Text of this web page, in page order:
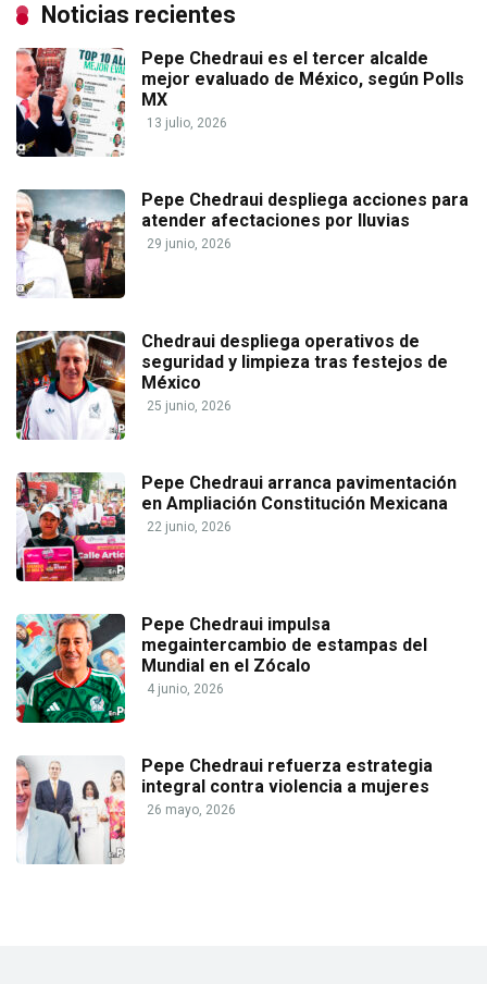
Noticias recientes
Pepe Chedraui es el tercer alcalde
mejor evaluado de México, según Polls
MX
13 julio, 2026
Pepe Chedraui despliega acciones para
atender afectaciones por lluvias
29 junio, 2026
Chedraui despliega operativos de
seguridad y limpieza tras festejos de
México
25 junio, 2026
Pepe Chedraui arranca pavimentación
en Ampliación Constitución Mexicana
22 junio, 2026
Pepe Chedraui impulsa
megaintercambio de estampas del
Mundial en el Zócalo
4 junio, 2026
Pepe Chedraui refuerza estrategia
integral contra violencia a mujeres
26 mayo, 2026